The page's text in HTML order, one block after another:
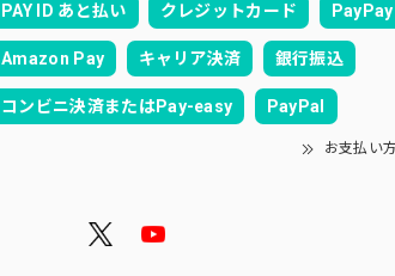
PAY ID あと払い クレジットカード PayPay
Amazon Pay キャリア決済 銀行振込
コンビニ決済またはPay-easy PayPal
お支払い